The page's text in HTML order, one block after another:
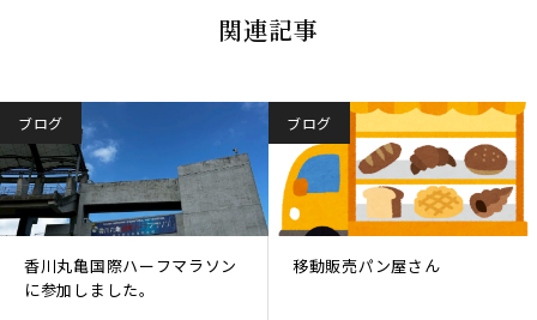
関連記事
ブログ
香川丸亀国際ハーフマラソン
に参加しました。
ブログ
移動販売パン屋さん